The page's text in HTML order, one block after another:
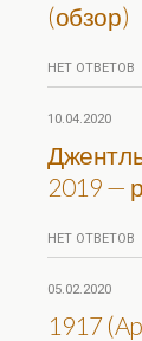
(обзор)
НЕТ ОТВЕТОВ
10.04.2020
2019 —
НЕТ ОТВЕТОВ
05.02.2020
1917